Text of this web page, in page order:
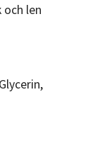
len